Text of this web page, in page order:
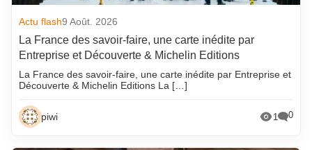
Actu flash9 Août. 2026
La France des savoir-faire, une carte inédite par
Entreprise et Découverte & Michelin Editions
La France des savoir-faire, une carte inédite par Entreprise et
Découverte & Michelin Editions La […]
piwi 1 0